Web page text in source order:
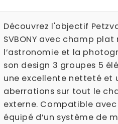
Découvrez l'objectif
SVBONY avec champ
l’astronomie et la
son design 3 groupes 5
une excellente netteté et
aberrations sur tout le
externe. Compatible
équipé d’un système de